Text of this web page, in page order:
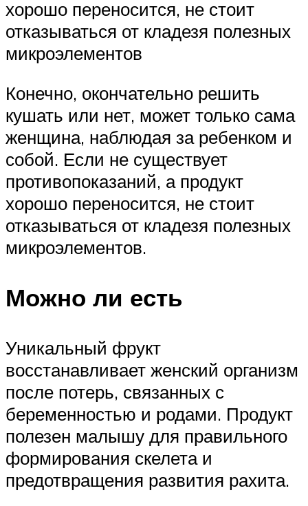
хорошо переносится, не стоит
отказываться от кладезя полезных
микроэлементов
Конечно, окончательно решить
кушать или нет, может только сама
женщина, наблюдая за ребенком и
собой. Если не существует
противопоказаний, а продукт
хорошо переносится, не стоит
отказываться от кладезя полезных
микроэлементов.
Можно ли есть
Уникальный фрукт
восстанавливает женский организм
после потерь, связанных с
беременностью и родами. Продукт
полезен малышу для правильного
формирования скелета и
предотвращения развития рахита.